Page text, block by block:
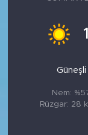
Güneşli
Nem:
Rüzgar: 28